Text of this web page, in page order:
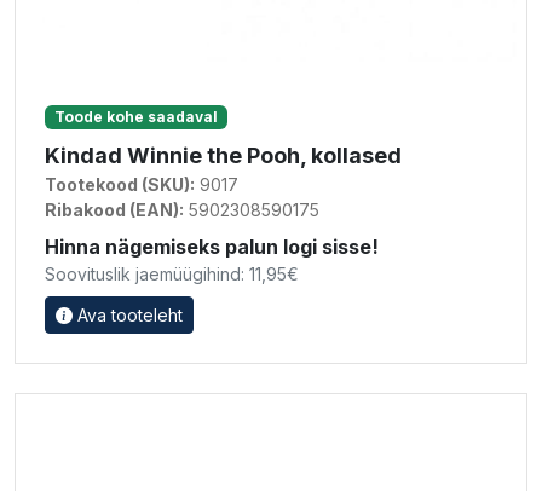
Toode kohe saadaval
Kindad Winnie the Pooh, kollased
Tootekood (SKU): 9017
Ribakood (EAN): 5902308590175
Hinna nägemiseks palun logi sisse!
Soovituslik jaemüügihind: 11,95€
Ava tooteleht